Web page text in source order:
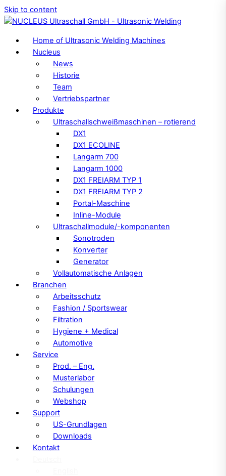
Skip to content
Home of Ultrasonic Welding Machines
Nucleus
News
Historie
Team
Vertriebspartner
Produkte
Ultraschallschweißmaschinen – rotierend
DX1
DX1 ECOLINE
Langarm 700
Langarm 1000
DX1 FREIARM TYP 1
DX1 FREIARM TYP 2
Portal-Maschine
Inline-Module
Ultraschallmodule/-komponenten
Sonotroden
Konverter
Generator
Vollautomatische Anlagen
Branchen
Arbeitsschutz
Fashion / Sportswear
Filtration
Hygiene + Medical
Automotive
Service
Prod. – Eng.
Musterlabor
Schulungen
Webshop
Support
US-Grundlagen
Downloads
Kontakt